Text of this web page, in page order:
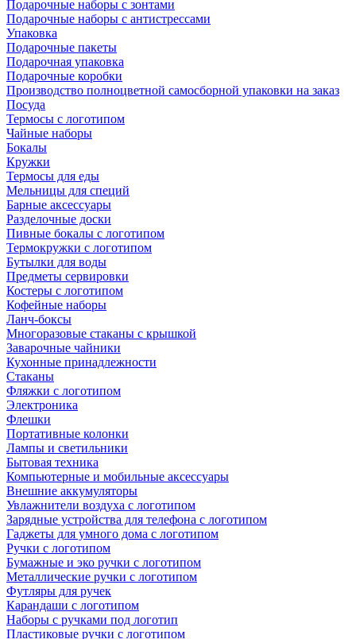
Подарочные наборы с зонтами
Подарочные наборы с антистрессами
Упаковка
Подарочные пакеты
Подарочная упаковка
Подарочные коробки
Производство полноцветной самосборной упаковки на заказ
Посуда
Термосы с логотипом
Чайные наборы
Бокалы
Кружки
Термосы для еды
Мельницы для специй
Барные аксессуары
Разделочные доски
Пивные бокалы с логотипом
Термокружки с логотипом
Бутылки для воды
Предметы сервировки
Костеры с логотипом
Кофейные наборы
Ланч-боксы
Многоразовые стаканы с крышкой
Заварочные чайники
Кухонные принадлежности
Стаканы
Фляжки с логотипом
Электроника
Флешки
Портативные колонки
Лампы и светильники
Бытовая техника
Компьютерные и мобильные аксессуары
Внешние аккумуляторы
Увлажнители воздуха с логотипом
Зарядные устройства для телефона с логотипом
Гаджеты для умного дома с логотипом
Ручки с логотипом
Бумажные и эко ручки с логотипом
Металлические ручки с логотипом
Футляры для ручек
Карандаши с логотипом
Наборы с ручками под логотип
Пластиковые ручки с логотипом